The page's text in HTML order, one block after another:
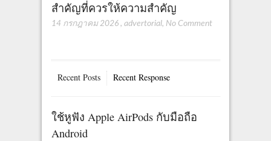
สำคัญที่ควรให้ความสำคัญ
14 กรกฎาคม 2026 , advertorial, No Comment
Recent Posts Recent Response
ใช้หูฟัง Apple AirPods กับมือถือ
Android